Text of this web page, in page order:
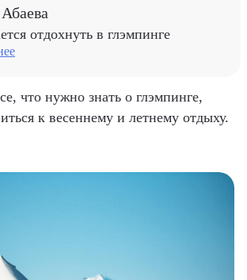
отдохнуть в глэмпинге
что нужно знать о глэмпинге,
к весеннему и летнему отдыху.